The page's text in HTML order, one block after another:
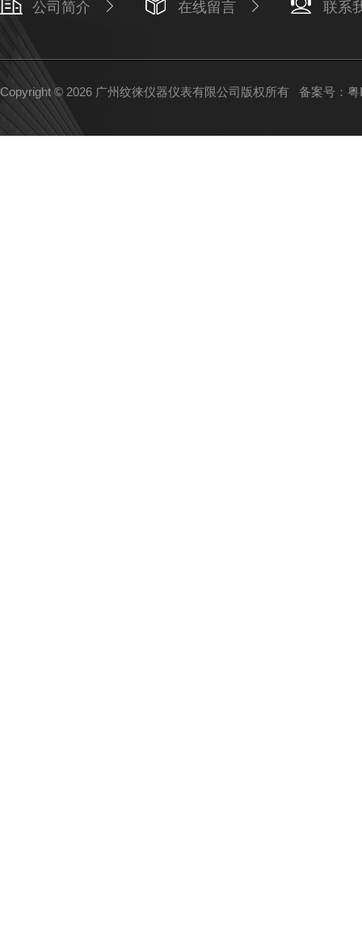
公司简介 在线留言 联系
Copyright © 2026 广州纹徕仪器仪表有限公司版权所有 备案号：